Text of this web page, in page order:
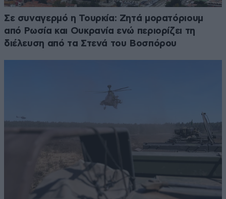
Σε συναγερμό η Τουρκία: Ζητά μορατόριουμ
από Ρωσία και Ουκρανία ενώ περιορίζει τη
διέλευση από τα Στενά του Βοσπόρου